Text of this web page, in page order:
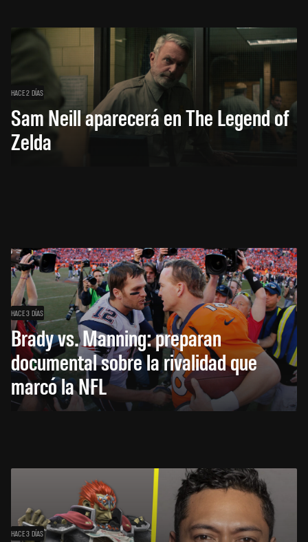
HACE 2 DÍAS
Sam Neill aparecerá en The Legend of
Zelda
HACE 3 DÍAS
Brady vs. Manning: preparan
documental sobre la rivalidad que
marcó la NFL
HACE 3 DÍAS